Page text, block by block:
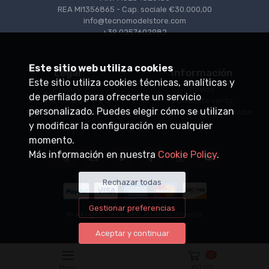
REA MI1356865 - Cap. sociale €30.000,00
info@tecnomodelstore.com
+39 0257602982
Legal
Cookies
Condiciones de venta
Información
Puntos de venta
Conviértase en distribuidor
© All rights reserved. Made by
Este sitio web utiliza cookies
Este sitio utiliza cookies técnicas, analíticas y
de perfilado para ofrecerte un servicio
personalizado. Puedes elegir cómo se utilizan
y modificar la configuración en cualquier
momento.
Más información en nuestra Cookie Policy.
Rechazar todas
Gestionar preferencias
Aceptar y continuar